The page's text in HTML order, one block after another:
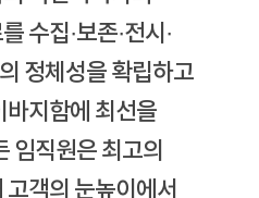
수집·보존·전시·
정체성을 확립하고
바지함에 최선을
임직원은 최고의
객의 눈높이에서